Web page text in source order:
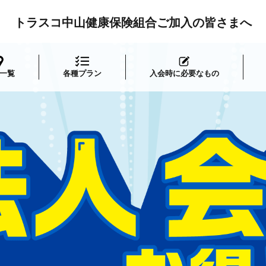
トラスコ中山健康保険組合ご加入の皆さまへ
覧 各種プラン 入会時に必要なもの